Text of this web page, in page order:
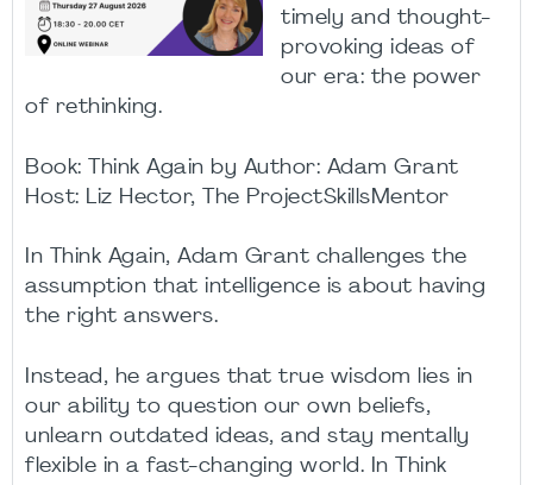
timely and thought-
provoking ideas of
our era: the power
of rethinking.
Book: Think Again by Author: Adam Grant
Host: Liz Hector, The ProjectSkillsMentor
In Think Again, Adam Grant challenges the
assumption that intelligence is about having
the right answers.
Instead, he argues that true wisdom lies in
our ability to question our own beliefs,
unlearn outdated ideas, and stay mentally
flexible in a fast-changing world. In Think